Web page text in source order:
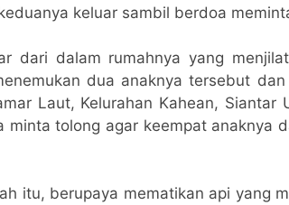
keluar sambil berdoa
dari dalam rumahnya yang
dua anaknya tersebut
Laut, Kelurahan Kahean, Siantar
minta tolong agar keempat anaknya
itu, berupaya mematikan api yang